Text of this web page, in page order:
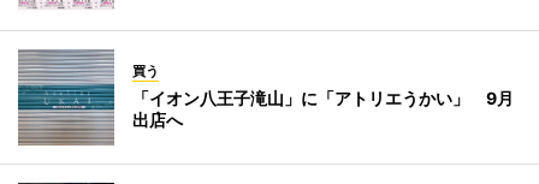
買う
「イオン八王子滝山」に「アトリエうかい」 9月
出店へ